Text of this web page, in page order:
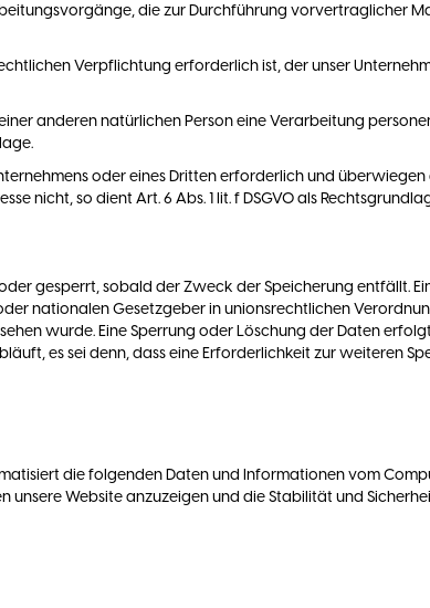
die zur Durchführung vorvertraglicher
Verpflichtung erforderlich ist, der unser
anderen natürlichen Person eine Verarbeitung
oder eines Dritten erforderlich und überwiegen
nicht, so dient Art. 6 Abs. 1 lit. f DSGVO als
gesperrt, sobald der Zweck der Speicherung entfällt.
nationalen Gesetzgeber in unionsrechtlichen
wurde. Eine Sperrung oder Löschung der Daten
es sei denn, dass eine Erforderlichkeit zur weiteren
die folgenden Daten und Informationen vom
unsere Website anzuzeigen und die Stabilität und